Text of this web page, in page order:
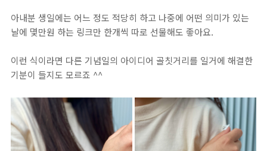
아내분 생일에는 어느 정도 적당히 하고 나중에 어떤 의미가 있는
날에 몇만원 하는 링크만 한개씩 따로 선물해도 좋아요.
이런 식이라면 다른 기념일의 아이디어 골칫거리를 일거에 해결한
기분이 들지도 모르죠 ^^